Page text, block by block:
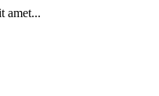
amet...